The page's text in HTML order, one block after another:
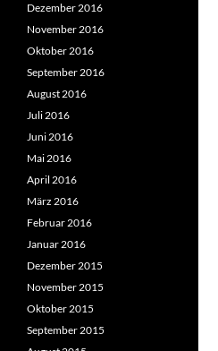
Dezember 2016
November 2016
Oktober 2016
September 2016
August 2016
Juli 2016
Juni 2016
Mai 2016
April 2016
März 2016
Februar 2016
Januar 2016
Dezember 2015
November 2015
Oktober 2015
September 2015